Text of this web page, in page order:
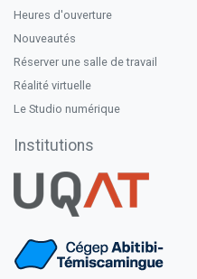
Heures d'ouverture
Nouveautés
Réserver une salle de travail
Réalité virtuelle
Le Studio numérique
Institutions